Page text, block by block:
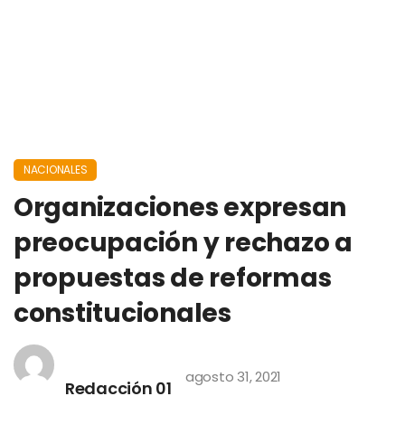
NACIONALES
Organizaciones expresan
preocupación y rechazo a
propuestas de reformas
constitucionales
Redacción 01
agosto 31, 2021